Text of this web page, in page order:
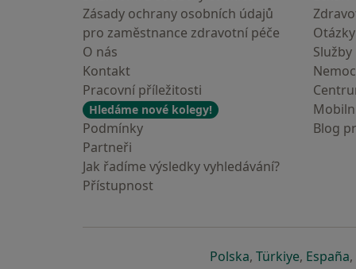
Zásady ochrany osobních údajů
pro zaměstnance zdravotní péče
O nás
Kontakt
Pracovní příležitosti
Hledáme nové kolegy!
Podmínky
Partneři
Jak řadíme výsledky vyhledávání?
Přístupnost
Služby
Blog
Polskase otevře v nové
, Türkiyese
, España,